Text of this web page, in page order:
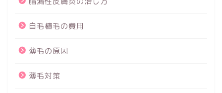
自毛植毛の費用
薄毛の原因
薄毛対策